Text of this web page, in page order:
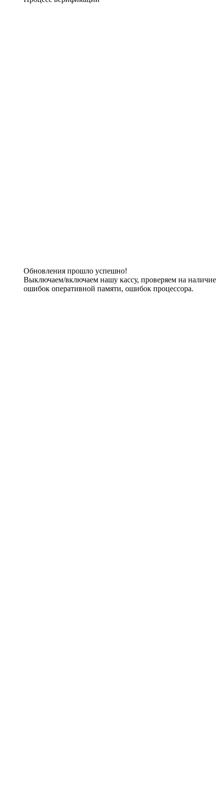
Обновления прошло успешно!
Выключаем/включаем нашу кассу, проверяем на наличие
ошибок оперативной памяти, ошибок процессора.